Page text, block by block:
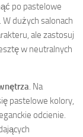
po pastelowe
dużych salonach
ale zastosuj
w neutralnych
. Na
pastelowe kolory,
odcienie.